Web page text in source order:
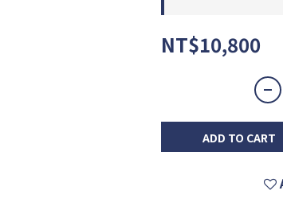
NT$10,800
ADD TO CART